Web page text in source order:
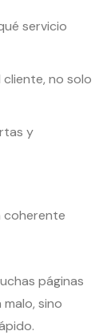
servicio
no solo
y
coherente
páginas
sino